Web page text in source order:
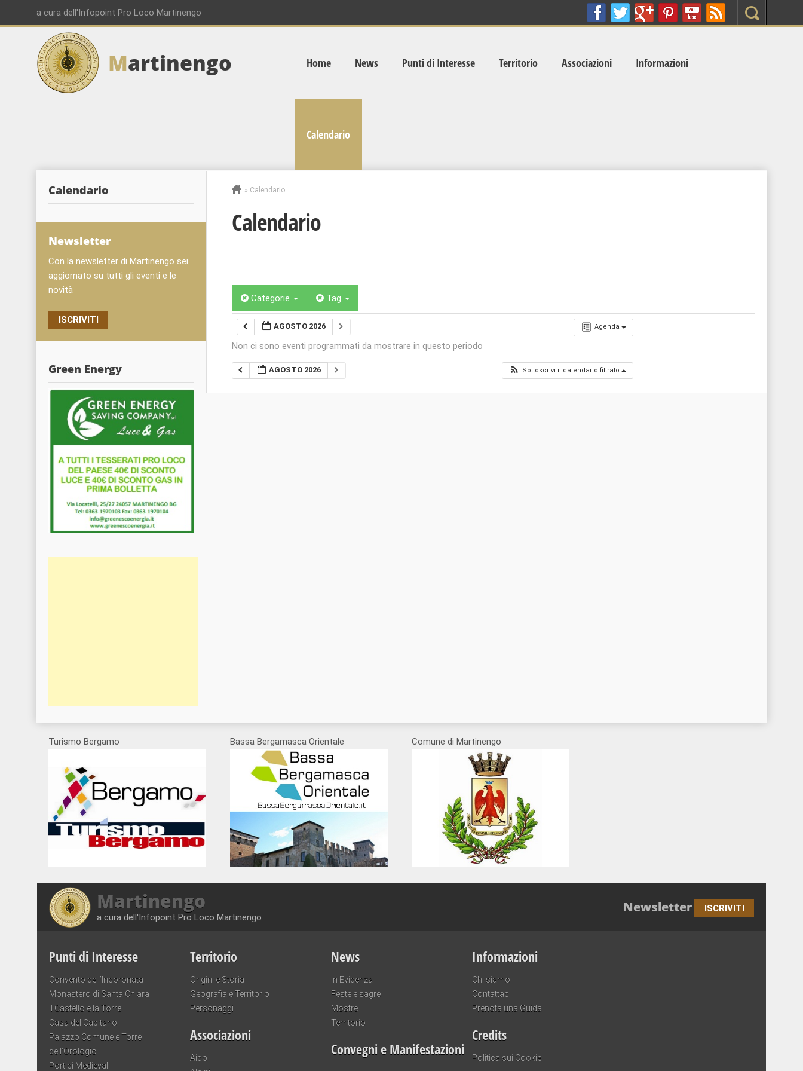
a cura dell'Infopoint Pro Loco Martinengo Search
Martinengo Home News Punti di Interesse Territorio Associazioni Informazioni
Calendario
» Calendario
Calendario
Categorie Tag
Agenda
AGOSTO 2026
Non ci sono eventi programmati da mostrare in questo periodo
AGOSTO 2026 Sottoscrivi il calendario filtrato
Calendario
Newsletter
Con la newsletter di Martinengo sei
aggiornato su tutti gli eventi e le
novità
ISCRIVITI
Green Energy
Turismo Bergamo Bassa Bergamasca Orientale Comune di Martinengo
Martinengo
a cura dell'Infopoint Pro Loco Martinengo
Newsletter ISCRIVITI
Punti di Interesse
Convento dell’Incoronata
Monastero di Santa Chiara
Il Castello e la Torre
Casa del Capitano
Palazzo Comune e Torre
dell’Orologio
Portici Medievali
Territorio
Origini e Storia
Geografia e Territorio
Personaggi
Associazioni
Aido
News
In Evidenza
Feste e sagre
Mostre
Territorio
Convegni e Manifestazioni
Informazioni
Chi siamo
Contattaci
Prenota una Guida
Credits
Politica sui Cookie